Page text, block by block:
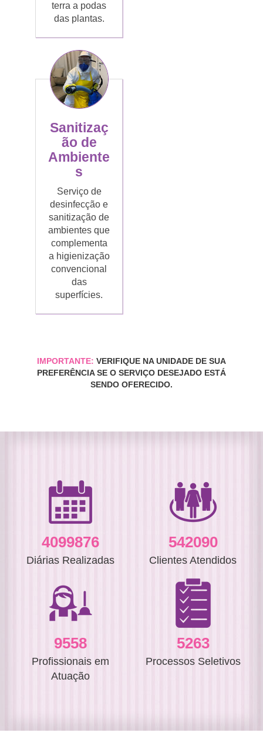
terra a podas
das plantas.
Sanitizaç
ão de
Ambiente
s
Serviço de
desinfecção e
sanitização de
ambientes que
complementa
a higienização
convencional
das
superfícies.
IMPORTANTE: VERIFIQUE NA UNIDADE DE SUA
PREFERÊNCIA SE O SERVIÇO DESEJADO ESTÁ
SENDO OFERECIDO.
4551255
Diárias Realizadas
601780
Clientes Atendidos
10610
Profissionais em
Atuação
5843
Processos Seletivos